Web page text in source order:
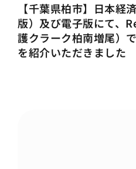
【千葉県柏市】日本経
版）及び電子版にて、
護クラーク柏南増尾）
を紹介いただきました